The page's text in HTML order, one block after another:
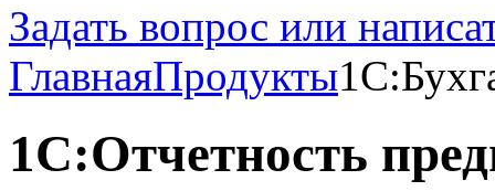
Задать вопрос или
ГлавнаяПродукты
1С:Отчетность